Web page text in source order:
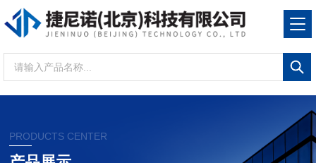
PRODUCTS CENTER